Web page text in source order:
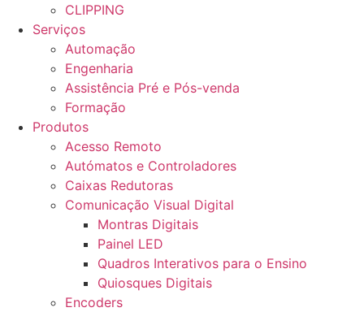
CLIPPING
Serviços
Automação
Engenharia
Assistência Pré e Pós-venda
Formação
Produtos
Acesso Remoto
Autómatos e Controladores
Caixas Redutoras
Comunicação Visual Digital
Montras Digitais
Painel LED
Quadros Interativos para o Ensino
Quiosques Digitais
Encoders